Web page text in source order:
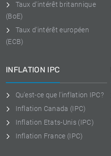
Taux d'intérêt britannique
(BoE)
Taux d'intérêt européen
(ECB)
INFLATION IPC
Qu'est-ce que l'inflation IPC?
Inflation Canada (IPC)
Inflation Etats-Unis (IPC)
Inflation France (IPC)